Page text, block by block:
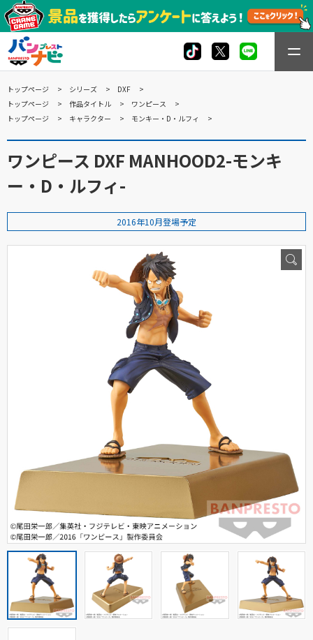
トップページ シリーズ
DXF
トップページ
作品タイトル
ワンピース
トップページ
キャラクター モンキー・D・ルフィ
ワンピース DXF MANHOOD2-モンキ
ー・D・ルフィ-
2016年10月登場予定